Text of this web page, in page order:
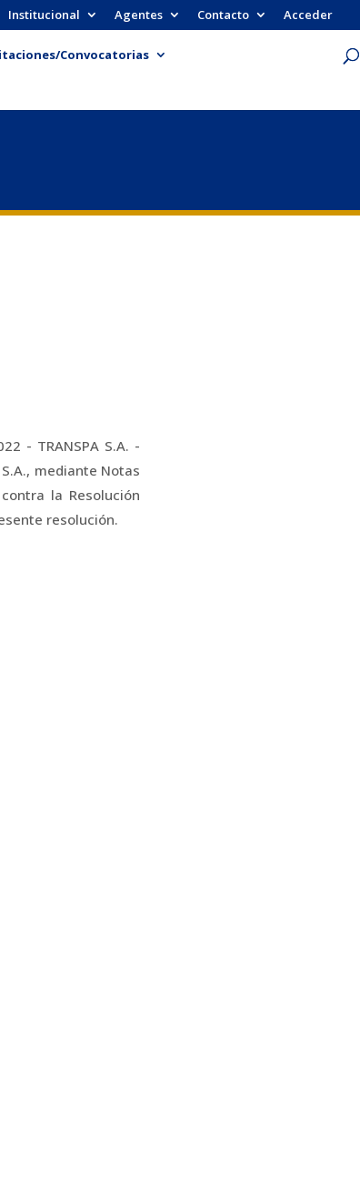
Institucional Agentes Contacto Acceder
Convocatorias
- TRANSPA S.A. -
mediante Notas
contra la Resolución
resolución.